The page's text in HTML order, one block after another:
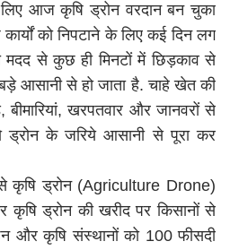
आज कृषि ड्रोन वरदान बन चुका
को निपटाने के लिए कई दिन लग
से कुछ ही मिनटों में छिड़काव से
आसानी से हो जाता है. चाहे खेत की
बीमारियां, खरपतवार और जानवरों से
ड्रोन के जरिये आसानी से पूरा कर
कृषि ड्रोन (Agriculture Drone)
कृषि ड्रोन की खरीद पर किसानों से
और कृषि संस्थानों को 100 फीसदी